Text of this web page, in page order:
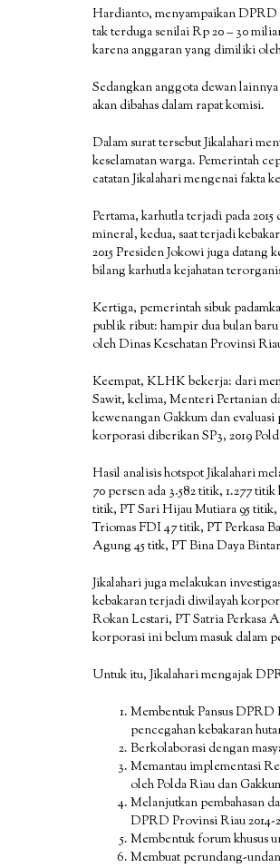
Hardianto, menyampaikan DPRD
tak terduga senilai Rp 20 – 30
karena anggaran yang dimiliki
Sedangkan anggota dewan
akan dibahas dalam rapat komisi.
Dalam surat tersebut Jikalahari
keselamatan warga. Pemerintah
catatan Jikalahari mengenai fakta
Pertama, karhutla terjadi pada
mineral, kedua, saat terjadi
2015 Presiden Jokowi juga datang
bilang karhutla kejahatan
Kertiga, pemerintah sibuk
publik ribut: hampir dua bulan
oleh Dinas Kesehatan Provinsi
Keempat, KLHK bekerja: dari
Sawit, kelima, Menteri Pertanian
kewenangan Gakkum dan
korporasi diberikan SP3, 2019
Hasil analisis hotspot Jikalahari
70 persen ada 3.582 titik, 1.277
titik, PT Sari Hijau Mutiara 95
Triomas FDI 47 titik, PT Perkasa
Agung 45 titk, PT Bina Daya
Jikalahari juga melakukan
kebakaran terjadi diwilayah
Rokan Lestari, PT Satria
korporasi ini belum masuk dalam
Untuk itu, Jikalahari mengajak
Membentuk Pansus DPRD
pencegahan kebakaran
Berkolaborasi dengan
Memantau implementasi
oleh Polda Riau dan
Melanjutkan pembahasan
DPRD Provinsi Riau 2014-
Membentuk forum khusus
Membuat perundang-